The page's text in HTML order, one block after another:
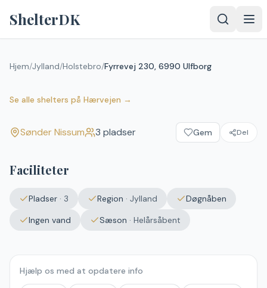
ShelterDK
Hjem/Jylland/Holstebro/Fyrrevej 230, 6990 Ulfborg
Se alle shelters på Hærvejen →
Fyrrevej 230, 6990 Ulfborg
Sønder Nissum
Sønder Nissum 3 pladser Gem Del
Faciliteter
Pladser · 3 Region · Jylland
Døgnåben
Ingen vand
Sæson · Helårsåbent
Hjælp os med at opdatere info